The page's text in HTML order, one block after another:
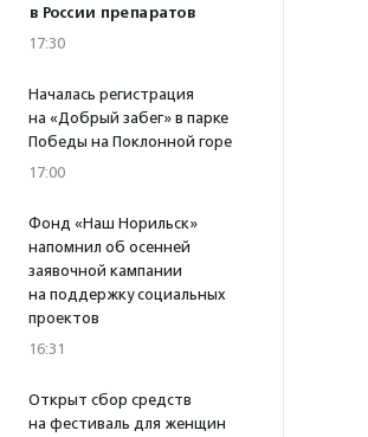
в России препаратов
17:30
Началась регистрация
на «Добрый забег» в парке
Победы на Поклонной горе
17:00
Фонд «Наш Норильск»
напомнил об осенней
заявочной кампании
на поддержку социальных
проектов
16:31
Открыт сбор средств
на фестиваль для женщин